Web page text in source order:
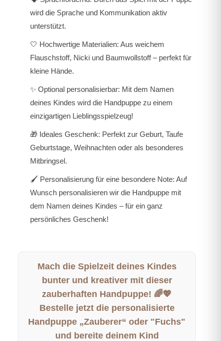
wird die Sprache und Kommunikation aktiv
unterstützt.
🤍 Hochwertige Materialien: Aus weichem
Flauschstoff, Nicki und Baumwollstoff – perfekt für
kleine Hände.
✨ Optional personalisierbar: Mit dem Namen
deines Kindes wird die Handpuppe zu einem
einzigartigen Lieblingsspielzeug!
🎁 Ideales Geschenk: Perfekt zur Geburt, Taufe
Geburtstage, Weihnachten oder als besonderes
Mitbringsel.
🖌️ Personalisierung für eine besondere Note: Auf
Wunsch personalisieren wir die Handpuppe mit
dem Namen deines Kindes – für ein ganz
persönliches Geschenk!
Mach die Spielzeit deines Kindes
bunter und kreativer mit dieser
zauberhaften Handpuppe! 🌈💖
Bestelle jetzt die personalisierte
Handpuppe „Zauberer“ oder "Fuchs"
und bereite deinem Kind